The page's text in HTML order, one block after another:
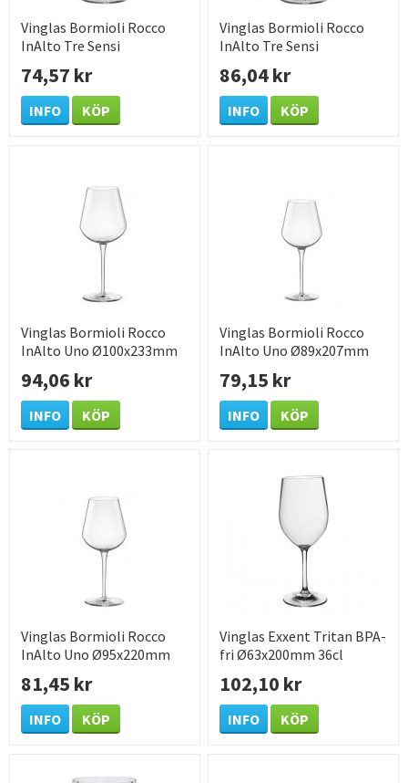
Vinglas Bormioli Rocco
InAlto Tre Sensi
74,57 kr
INFO KÖP
Vinglas Bormioli Rocco
InAlto Tre Sensi
86,04 kr
INFO KÖP
Vinglas Bormioli Rocco
InAlto Uno Ø100x233mm
94,06 kr
INFO KÖP
Vinglas Bormioli Rocco
InAlto Uno Ø89x207mm
79,15 kr
INFO KÖP
Vinglas Bormioli Rocco
InAlto Uno Ø95x220mm
81,45 kr
INFO KÖP
Vinglas Exxent Tritan BPA-
fri Ø63x200mm 36cl
102,10 kr
INFO KÖP